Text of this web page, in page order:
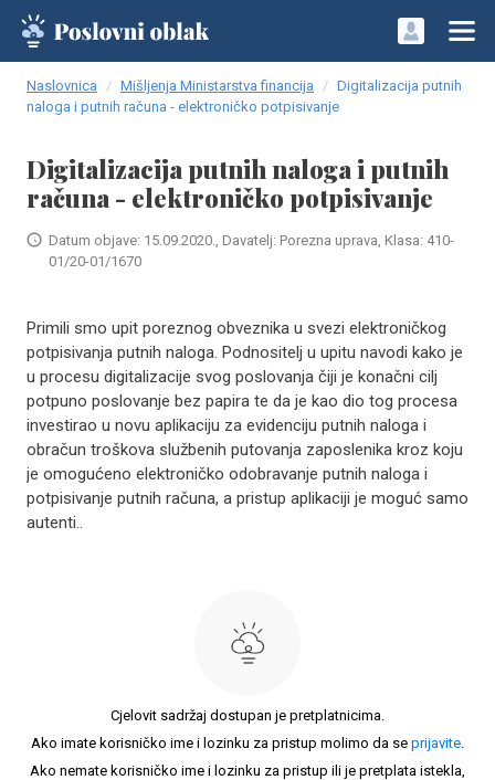
Naslovnica Mišljenja Ministarstva financija
Digitalizacija putnih
naloga i putnih računa - elektroničko potpisivanje
Digitalizacija putnih naloga i putnih
računa - elektroničko potpisivanje
Datum objave: 15.09.2020., Davatelj: Porezna uprava, Klasa: 410-
01/20-01/1670
Primili smo upit poreznog obveznika u svezi elektroničkog
potpisivanja putnih naloga. Podnositelj u upitu navodi kako je
u procesu digitalizacije svog poslovanja čiji je konačni cilj
potpuno poslovanje bez papira te da je kao dio tog procesa
investirao u novu aplikaciju za evidenciju putnih naloga i
obračun troškova službenih putovanja zaposlenika kroz koju
je omogućeno elektroničko odobravanje putnih naloga i
potpisivanje putnih računa, a pristup aplikaciji je moguć samo
autenti..
Cjelovit sadržaj dostupan je pretplatnicima.
Ako imate korisničko ime i lozinku za pristup molimo da se prijavite.
Ako nemate korisničko ime i lozinku za pristup ili je pretplata istekla,